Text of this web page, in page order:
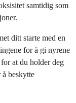
samtidig som
ditt starte med en
for å gi nyrene
at du holder deg
beskytte